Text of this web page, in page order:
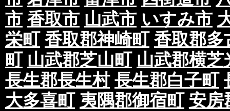
市 香取市 山武市 いすみ市
栄町 香取郡神崎町 香取郡多
町 山武郡芝山町 山武郡横芝
長生郡長生村 長生郡白子町
大多喜町 夷隅郡御宿町 安房